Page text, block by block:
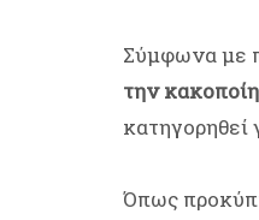
Σύμφωνα με
την
κατηγορηθεί
Όπως